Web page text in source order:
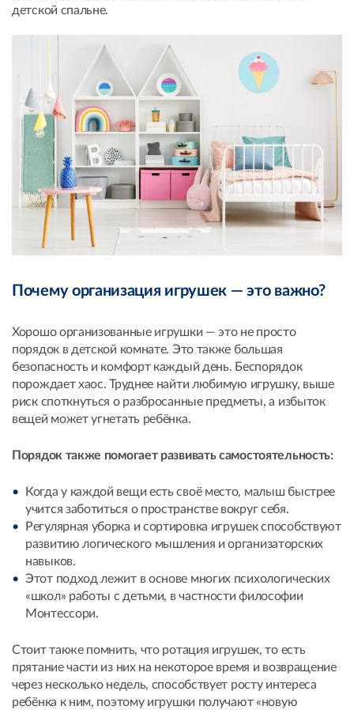
детской спальне.
Почему организация игрушек — это важно?
Хорошо организованные игрушки — это не просто
порядок в детской комнате. Это также большая
безопасность и комфорт каждый день. Беспорядок
порождает хаос. Труднее найти любимую игрушку, выше
риск споткнуться о разбросанные предметы, а избыток
вещей может угнетать ребёнка.
Порядок также помогает развивать самостоятельность:
Когда у каждой вещи есть своё место, малыш быстрее
учится заботиться о пространстве вокруг себя.
Регулярная уборка и сортировка игрушек способствуют
развитию логического мышления и организаторских
навыков.
Этот подход лежит в основе многих психологических
«школ» работы с детьми, в частности философии
Монтессори.
Стоит также помнить, что ротация игрушек, то есть
прятание части из них на некоторое время и возвращение
через несколько недель, способствует росту интереса
ребёнка к ним, поэтому игрушки получают «новую